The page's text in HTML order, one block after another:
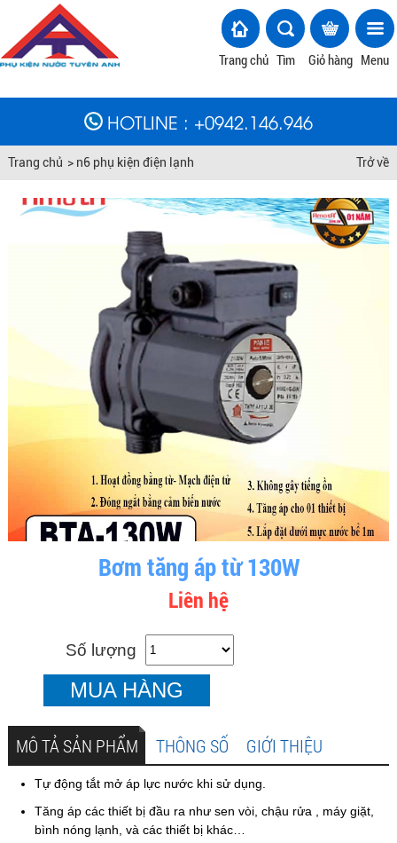
Trang chủ Tìm Giỏ hàng Menu
HOTLINE : +0942.146.946
Trang chủ > n6 phụ kiện điện lạnh Trở về
Bơm tăng áp từ 130W
Liên hệ
Số lượng
MUA HÀNG
MÔ TẢ SẢN PHẨM THÔNG SỐ GIỚI THIỆU
Tự động tắt mở áp lực nước khi sử dụng.
Tăng áp các thiết bị đầu ra như sen vòi, chậu rửa , máy giặt,
bình nóng lạnh, và các thiết bị khác…